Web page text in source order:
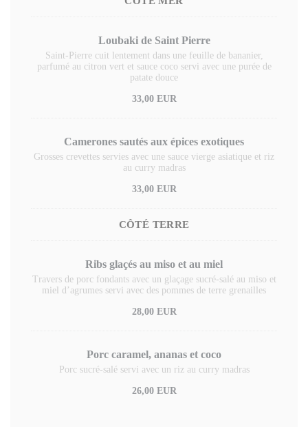
Loubaki de Saint Pierre
Saint-Pierre cuit lentement dans une feuille de bananier,
parfumé au citron vert et sauce coco servi avec une purée de
patate douce
33,00 EUR
Camerones sautés aux épices exotiques
Grosses crevettes servies avec une sauce vierge asiatique et riz
au curry madras
33,00 EUR
CÔTÉ TERRE
Ribs glaçés au miso et au miel
Travers de porc fondants avec un glaçage sucré-salé au miso et
miel d’agrumes servi avec des pommes de terre grenailles
28,00 EUR
Porc caramel, ananas et coco
Porc sucré-salé servi avec un riz au curry madras
26,00 EUR